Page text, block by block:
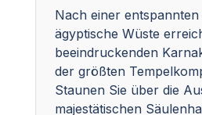
Nach einer
ägyptische Wüste
beeindruckenden
der größten
Staunen Sie über die
majestätischen